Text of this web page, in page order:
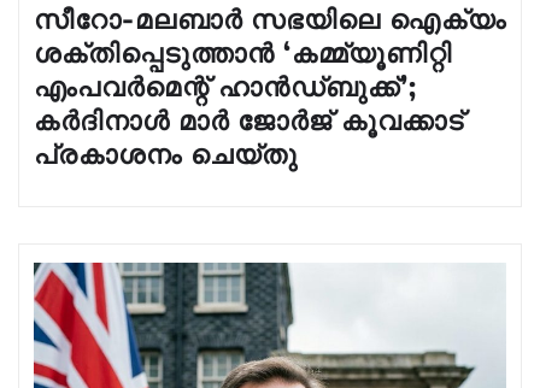
സീറോ-മലബാർ സഭയിലെ ഐക്യം
ശക്തിപ്പെടുത്താൻ ‘കമ്മ്യൂണിറ്റി
എംപവർമെന്റ് ഹാൻഡ്‌ബുക്ക്’;
കർദിനാൾ മാർ ജോർജ് കൂവക്കാട്
പ്രകാശനം ചെയ്തു